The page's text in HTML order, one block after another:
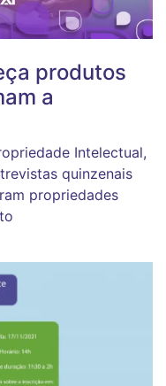
produtos
a
Intelectual,
quinzenais
propriedades